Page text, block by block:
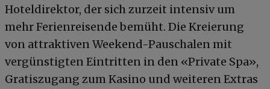
Hoteldirektor, der sich zurzeit intensiv um
mehr Ferienreisende bemüht. Die Kreierung
von attraktiven Weekend-Pauschalen mit
vergünstigten Eintritten in den «Private Spa»,
Gratiszugang zum Kasino und weiteren Extras